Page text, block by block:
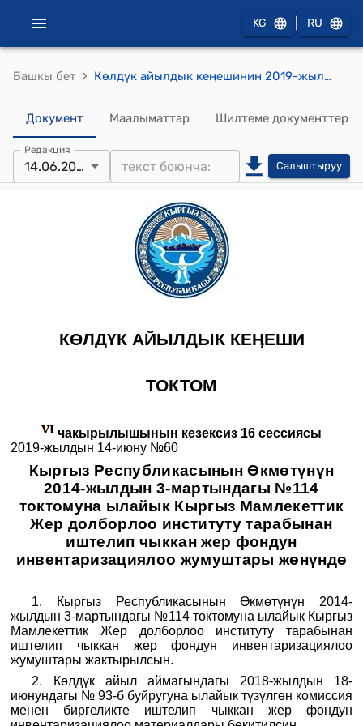
KG RU
Башкы бет › Көлдүк айылдык кеңешинин 2019-жылдын 14-июнундагы №60 "Кыргыз Республикасынын Өкмөтүнүн 2014-жылдын 3-мартындагы №114 токтомуна ылайык Кыргыз Мамлекеттик Жер долборлоо институту тарабынан иштелип чыккан жер фондун инвентаризациялоо жумуштары жөнүндө" токтому
Документ Маалыматтар Шилтеме документтер
Редакция
14.06.2019 Салыштыруу